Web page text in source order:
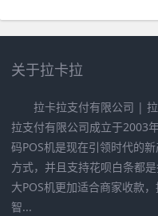
关于拉卡拉
拉卡拉支付有限公司 |
拉支付有限公司成立于2003
码POS机是现在引领时代的
方式，并且支持花呗白条都
大POS机更加适合商家收款
智...